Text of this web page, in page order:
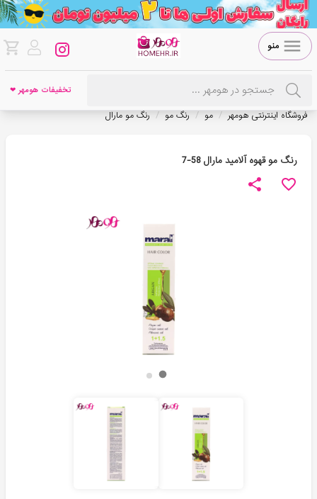
منو
تخفیفات هومهر ❤
فروشگاه اینترنتی هومهر / مو / رنگ مو / رنگ مو مارال
رنگ مو قهوه آلامید مارال 58-7